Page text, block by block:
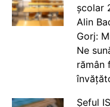
școlar
Alin
Gorj:
Ne
rămân
Șeful